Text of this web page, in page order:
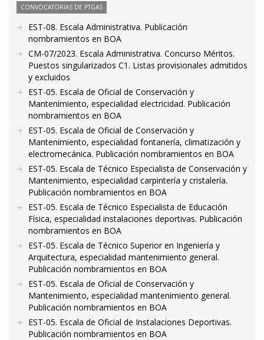
CONVOCATORIAS DE PTGAS
EST-08. Escala Administrativa. Publicación
nombramientos en BOA
CM-07/2023. Escala Administrativa. Concurso Méritos.
Puestos singularizados C1. Listas provisionales admitidos
y excluidos
EST-05. Escala de Oficial de Conservación y
Mantenimiento, especialidad electricidad. Publicación
nombramientos en BOA
EST-05. Escala de Oficial de Conservación y
Mantenimiento, especialidad fontanería, climatización y
electromecánica. Publicación nombramientos en BOA
EST-05. Escala de Técnico Especialista de Conservación y
Mantenimiento, especialidad carpintería y cristalería.
Publicación nombramientos en BOA
EST-05. Escala de Técnico Especialista de Educación
Física, especialidad instalaciones deportivas. Publicación
nombramientos en BOA
EST-05. Escala de Técnico Superior en Ingeniería y
Arquitectura, especialidad mantenimiento general.
Publicación nombramientos en BOA
EST-05. Escala de Oficial de Conservación y
Mantenimiento, especialidad mantenimiento general.
Publicación nombramientos en BOA
EST-05. Escala de Oficial de Instalaciones Deportivas.
Publicación nombramientos en BOA